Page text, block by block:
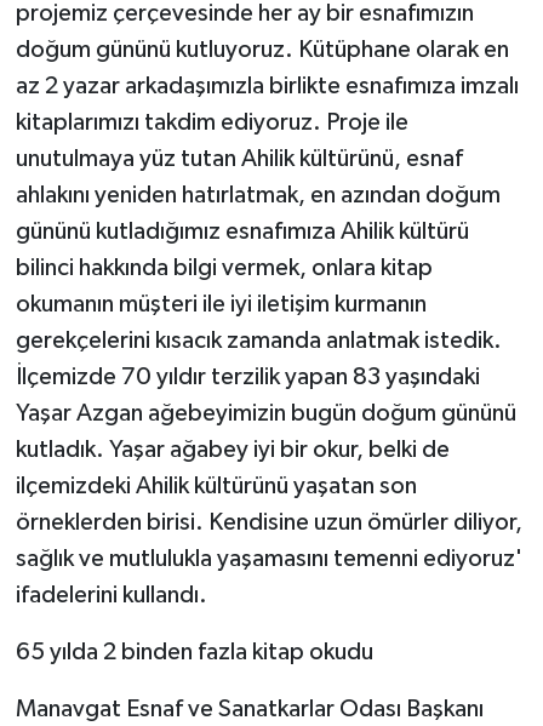
projemiz çerçevesinde her ay bir esnafımızın
doğum gününü kutluyoruz. Kütüphane olarak en
az 2 yazar arkadaşımızla birlikte esnafımıza imzalı
kitaplarımızı takdim ediyoruz. Proje ile
unutulmaya yüz tutan Ahilik kültürünü, esnaf
ahlakını yeniden hatırlatmak, en azından doğum
gününü kutladığımız esnafımıza Ahilik kültürü
bilinci hakkında bilgi vermek, onlara kitap
okumanın müşteri ile iyi iletişim kurmanın
gerekçelerini kısacık zamanda anlatmak istedik.
İlçemizde 70 yıldır terzilik yapan 83 yaşındaki
Yaşar Azgan ağebeyimizin bugün doğum gününü
kutladık. Yaşar ağabey iyi bir okur, belki de
ilçemizdeki Ahilik kültürünü yaşatan son
örneklerden birisi. Kendisine uzun ömürler diliyor,
sağlık ve mutlulukla yaşamasını temenni ediyoruz'
ifadelerini kullandı.
65 yılda 2 binden fazla kitap okudu
Manavgat Esnaf ve Sanatkarlar Odası Başkanı